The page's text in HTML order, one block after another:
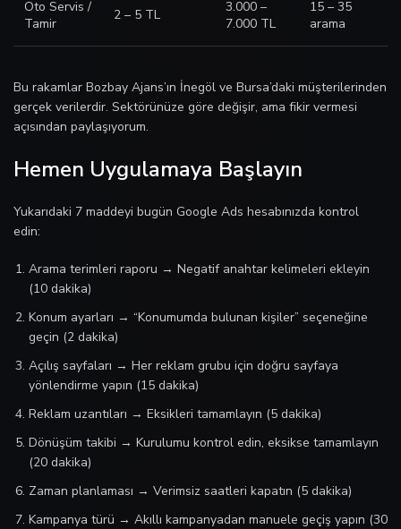
Oto Servis /
Tamir
2 – 5 TL
3.000 –
7.000 TL
15 – 35
arama
Bu rakamlar Bozbay Ajans’ın İnegöl ve Bursa’daki müşterilerinden
gerçek verilerdir. Sektörünüze göre değişir, ama fikir vermesi
açısından paylaşıyorum.
Hemen Uygulamaya Başlayın
Yukarıdaki 7 maddeyi bugün Google Ads hesabınızda kontrol
edin:
Arama terimleri raporu → Negatif anahtar kelimeleri ekleyin
(10 dakika)
Konum ayarları → “Konumumda bulunan kişiler” seçeneğine
geçin (2 dakika)
Açılış sayfaları → Her reklam grubu için doğru sayfaya
yönlendirme yapın (15 dakika)
Reklam uzantıları → Eksikleri tamamlayın (5 dakika)
Dönüşüm takibi → Kurulumu kontrol edin, eksikse tamamlayın
(20 dakika)
Zaman planlaması → Verimsiz saatleri kapatın (5 dakika)
Kampanya türü → Akıllı kampanyadan manuele geçiş yapın (30